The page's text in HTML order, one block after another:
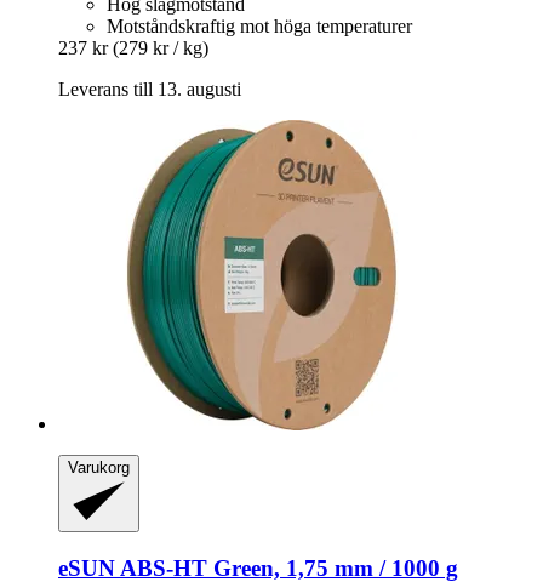
Hög slagmotstånd
Motståndskraftig mot höga temperaturer
237 kr (279 kr / kg)
Leverans till 13. augusti
Varukorg
eSUN ABS-​HT Green, 1,75 mm / 1000 g